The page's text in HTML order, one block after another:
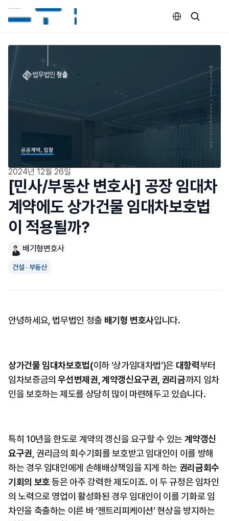
2024년 12월 26일
[민사/부동산 변호사] 공장 임대차
계약에도 상가건물 임대차보호법
이 적용될까?
배기형변호사
건설 · 부동산
안녕하세요, 법무법인 청출 배기형 변호사입니다.
상가건물 임대차보호법(이하 ‘상가임대차법’)은 대항력부터
임차보증금의 우선변제권, 계약갱신요구권, 권리금까지 임차
인을 보호하는 제도를 상당히 많이 마련해두고 있습니다.
특히 10년을 한도로 계약의 갱신을 요구할 수 있는 계약갱신
요구권 , 권리금의 회수기회를 보호받고 임대인이 이를 방해
하는 경우 임대인에게 손해배상책임을 지게 하는 권리금회수
기회의 보호 등은 아주 강력한 제도이죠. 이 두 규정은 임차인
의 노력으로 영업이 활성화된 경우 임대인이 이를 기화로 임
차인을 축출하는 이른 바 ‘젠트리피케이션’ 현상을 방지하는
Select Language